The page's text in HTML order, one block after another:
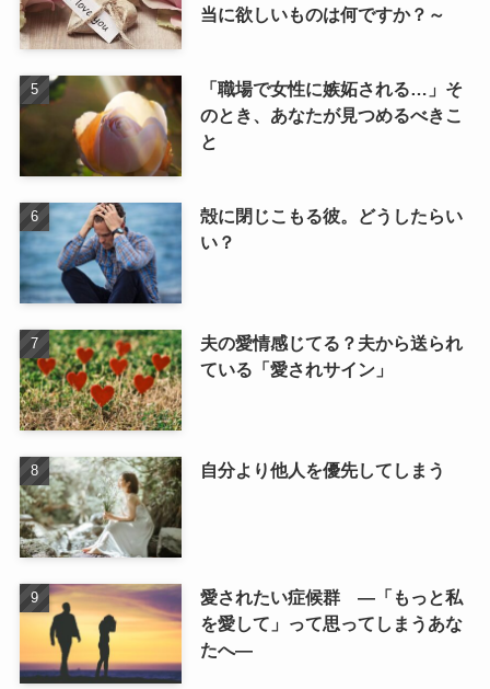
当に欲しいものは何ですか？～
「職場で女性に嫉妬される…」そ
のとき、あなたが見つめるべきこ
と
殻に閉じこもる彼。どうしたらい
い？
夫の愛情感じてる？夫から送られ
ている「愛されサイン」
自分より他人を優先してしまう
愛されたい症候群 ―「もっと私
を愛して」って思ってしまうあな
たへ―